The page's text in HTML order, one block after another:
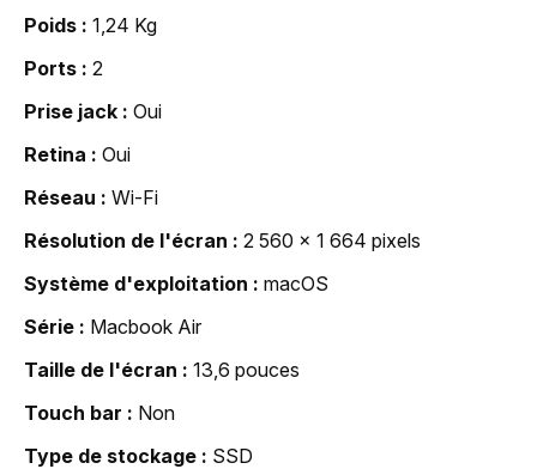
Poids
1,24 Kg
Ports
2
Prise jack
Oui
Retina
Oui
Réseau
Wi-Fi
Résolution de l'écran
2 560 x 1 664 pixels
Système d'exploitation
macOS
Série
Macbook Air
Taille de l'écran
13,6 pouces
Touch bar
Non
Type de stockage
SSD